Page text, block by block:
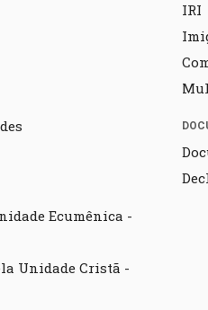
Ecumênica -
Unidade Cristã -
IRI